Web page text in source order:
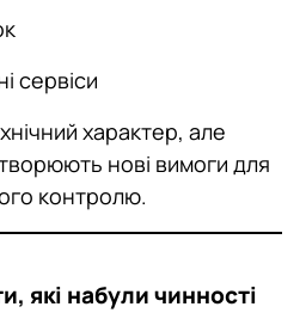
сервіси
характер, але
нові вимоги для
контролю.
які набули чинності